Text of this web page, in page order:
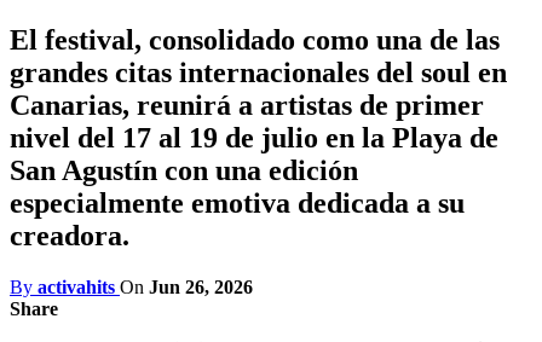
El festival, consolidado como una de las
grandes citas internacionales del soul en
Canarias, reunirá a artistas de primer
nivel del 17 al 19 de julio en la Playa de
San Agustín con una edición
especialmente emotiva dedicada a su
creadora.
By activahits On Jun 26, 2026
Share